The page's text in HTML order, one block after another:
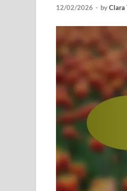
12/02/2026 - byClara